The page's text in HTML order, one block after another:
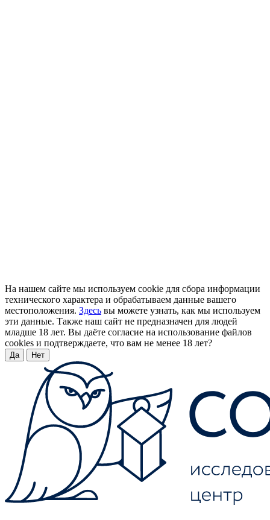
На нашем сайте мы используем cookie для сбора информации
технического характера и обрабатываем данные вашего
местоположения. Здесь вы можете узнать, как мы используем
эти данные. Также наш сайт не предназначен для людей
младше 18 лет. Вы даёте согласие на использование файлов
cookies и подтверждаете, что вам не менее 18 лет?
Да Нет